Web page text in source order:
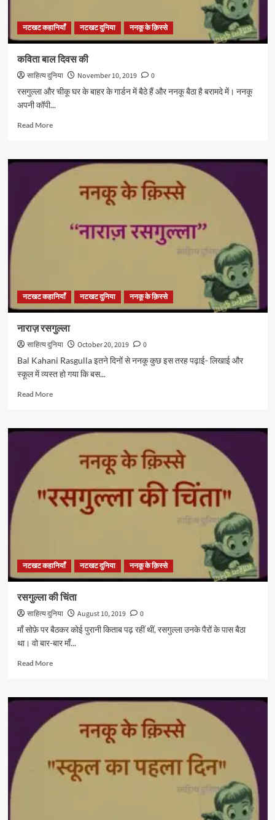
नटखट कहानियाँ नटखट दुनिया ननकू के क़िस्से
कविता बाल दिवस की
साहित्य दुनिया November 10, 2019
0
रसगुल्ला और चीकू घर के बाहर के गार्डन में बैठे हैं और ननकू बैठा है बरामदे में। ननकू
अपनी कॉपी...
Read MoreRead
कविता
बाल
दिवस
नटखट कहानियाँ नटखट दुनिया ननकू के क़िस्से
नाराज़ रसगुल्ला
साहित्य दुनिया October 20, 2019
0
Bal Kahani Rasgulla इतने दिनों से ननकू कुछ इस तरह पढ़ाई- लिखाई और
स्कूल में व्यस्त हो गया कि बस...
Read MoreRead
नाराज़
रसगुल्ला
नटखट कहानियाँ नटखट दुनिया ननकू के क़िस्से
रसगुल्ला की चिंता
साहित्य दुनिया August 10, 2019
0
माँ सोफ़े पर बैठकर कोई पुरानी किताब पढ़ रहीं थीं, रसगुल्ला उनके पैरों के पास बैठा
था। वो बार-बार माँ...
Read MoreRead
रसगुल्ला
चिंता